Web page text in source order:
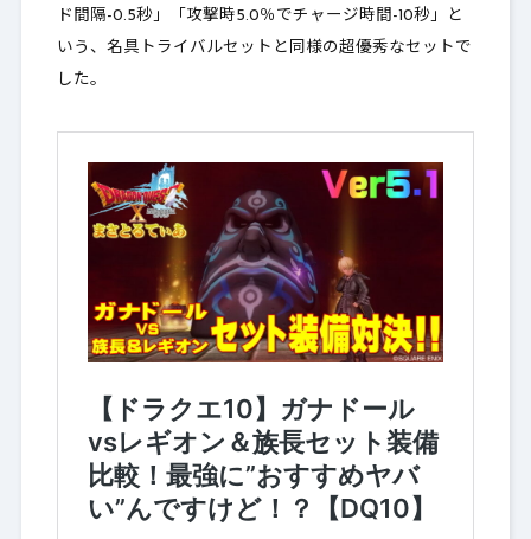
ド間隔-0.5秒」「攻撃時5.0％でチャージ時間-10秒」と
いう、名具トライバルセットと同様の超優秀なセットで
した。